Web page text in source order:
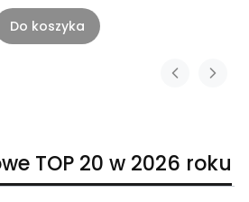
Do koszyka
TOP 20 w 2026 roku